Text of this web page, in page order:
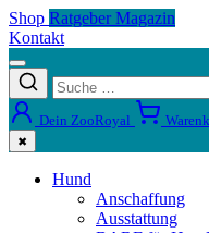
Shop Ratgeber Magazin
Kontakt
Dein ZooRoyal
✖
Hund
Anschaffung
Ausstattung